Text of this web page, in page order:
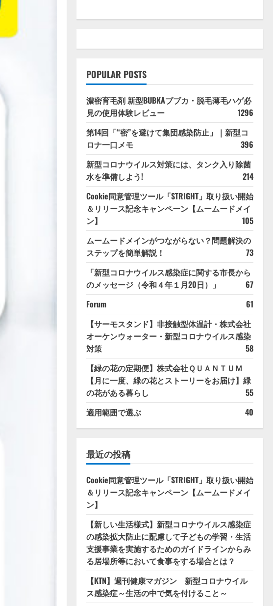
POPULAR POSTS
濃密育毛剤 新型BUBKAブブカ・脱毛薄毛ハゲ必
見の使用体験レビュー
1296
第14回「“密”を避けて集団感染防止」｜新型コ
ロナ一口メモ
396
新型コロナウイルス対策には、タンク入り除菌
水を準備しよう!
214
Cookie同意管理ツール「STRIGHT」取り扱い開始
＆リリース記念キャンペーン【ムームードメイ
ン】
105
ムームードメインがつながらない？問題解決の
ステップを簡単解説！
73
「新型コロナウイルス感染症に関する市長から
のメッセージ（令和４年１月20日）」
67
Forum
61
【サーモスタンド】非接触型体温計・株式会社
オーケンウォーター・新型コロナウイルス感染
対策
58
【緑の花の定期便】株式会社ＱＵＡＮＴＵＭ
【月に一度、緑の花とストーリーをお届け】緑
の花がある暮らし
55
適用範囲で選ぶ
40
最近の投稿
Cookie同意管理ツール「STRIGHT」取り扱い開始
＆リリース記念キャンペーン【ムームードメイ
ン】
【新しい生活様式】新型コロナウイルス感染症
の感染拡大防止に配慮して子どもの学習・生活
支援事業を実施するためのガイドラインからみ
る居場所等において食事をする場合とは？
【KTN】週刊健康マガジン 新型コロナウイル
ス感染症～生活の中で気を付けること～